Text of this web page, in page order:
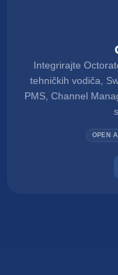
Integrirajte
tehničkih vodiča,
PMS, Channel
OPEN